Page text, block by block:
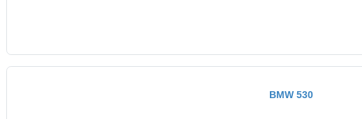
BMW 530